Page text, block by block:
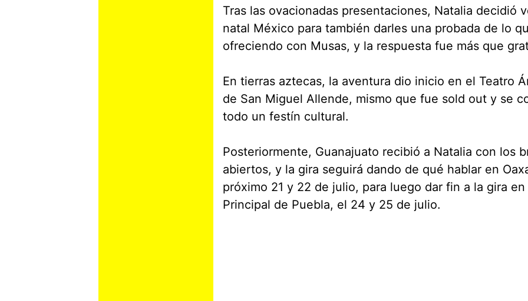
Tras las ovacionadas presentaciones, Natalia decidió
natal México para también darles una probada de lo
ofreciendo con Musas, y la respuesta fue más que
En tierras aztecas, la aventura dio inicio en el Teatro
de San Miguel Allende, mismo que fue sold out y se
todo un festín cultural.
Posteriormente, Guanajuato recibió a Natalia con los
abiertos, y la gira seguirá dando de qué hablar en
próximo 21 y 22 de julio, para luego dar fin a la gira en
Principal de Puebla, el 24 y 25 de julio.